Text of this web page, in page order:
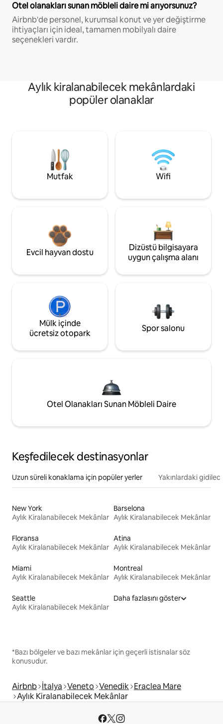
Otel olanakları sunan möbleli daire mi arıyorsunuz?
Airbnb'de personel, kurumsal konut ve yer değiştirme
ihtiyaçları için ideal, tamamen mobilyalı daire
seçenekleri vardır.
Aylık kiralanabilecek mekânlardaki
popüler olanaklar
Mutfak Wifi
Evcil hayvan dostu
Dizüstü bilgisayara
uygun çalışma alanı
Mülk içinde
ücretsiz otopark
Spor salonu
Otel Olanakları Sunan Möbleli Daire
Keşfedilecek destinasyonlar
Uzun süreli konaklama için popüler yerler Yakınlardaki
New York
Aylık Kiralanabilecek Mekânlar
Barselona
Aylık Kiralanabilecek Mekânlar
Floransa
Aylık Kiralanabilecek Mekânlar
Atina
Aylık Kiralanabilecek Mekânlar
Miami
Aylık Kiralanabilecek Mekânlar
Montreal
Aylık Kiralanabilecek Mekânlar
Seattle
Aylık Kiralanabilecek Mekânlar
Daha fazlasını göster
*Bazı bölgeler ve bazı mekânlar için geçerli istisnalar söz
konusudur.
Airbnb İtalya Veneto Venedik Eraclea Mare
Aylık Kiralanabilecek Mekânlar